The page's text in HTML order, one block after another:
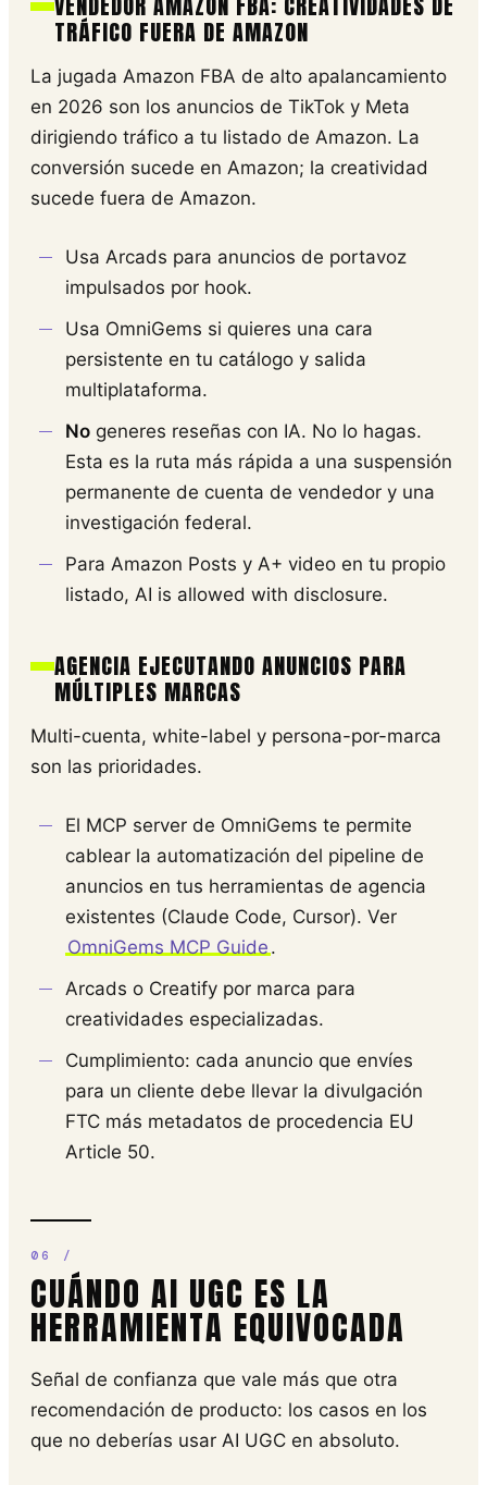
TRÁFICO FUERA DE AMAZON
La jugada Amazon FBA de alto apalancamiento
en 2026 son los anuncios de TikTok y Meta
dirigiendo tráfico a tu listado de Amazon. La
conversión sucede en Amazon; la creatividad
sucede fuera de Amazon.
Usa Arcads para anuncios de portavoz
impulsados por hook.
Usa OmniGems si quieres una cara
persistente en tu catálogo y salida
multiplataforma.
No generes reseñas con IA. No lo hagas.
Esta es la ruta más rápida a una suspensión
permanente de cuenta de vendedor y una
investigación federal.
Para Amazon Posts y A+ video en tu propio
listado, AI is allowed with disclosure.
AGENCIA EJECUTANDO ANUNCIOS PARA
MÚLTIPLES MARCAS
Multi-cuenta, white-label y persona-por-marca
son las prioridades.
El MCP server de OmniGems te permite
cablear la automatización del pipeline de
anuncios en tus herramientas de agencia
existentes (Claude Code, Cursor). Ver
OmniGems MCP Guide.
Arcads o Creatify por marca para
creatividades especializadas.
Cumplimiento: cada anuncio que envíes
para un cliente debe llevar la divulgación
FTC más metadatos de procedencia EU
Article 50.
CUÁNDO AI UGC ES LA
HERRAMIENTA EQUIVOCADA
Señal de confianza que vale más que otra
recomendación de producto: los casos en los
que no deberías usar AI UGC en absoluto.